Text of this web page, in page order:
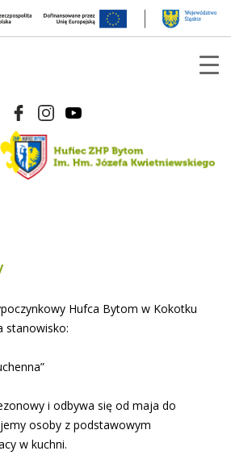
Hufca Bytom w Kokotku
stanowisko:
i odbywa się od maja do
osoby z podstawowym
w kuchni.